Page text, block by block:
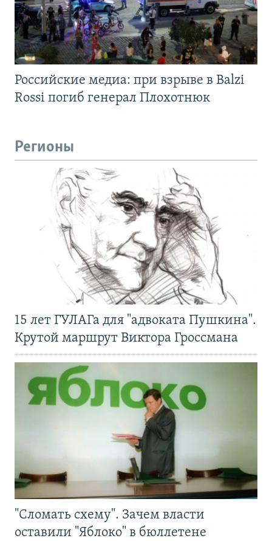
Российские медиа: при взрыве в Balzi
Rossi погиб генерал Плохотнюк
Регионы
15 лет ГУЛАГа для "адвоката Пушкина".
Крутой маршрут Виктора Гроссмана
"Сломать схему". Зачем власти
оставили "Яблоко" в бюллетене